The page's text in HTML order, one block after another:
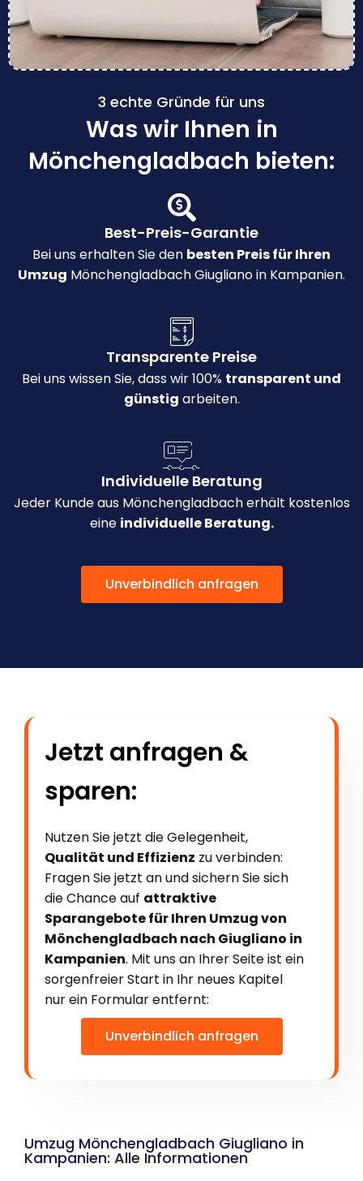
3 echte Gründe für uns
Was wir Ihnen in
Mönchengladbach bieten:
Best-Preis-Garantie
Bei uns erhalten Sie den besten Preis für Ihren
Umzug Mönchengladbach Giugliano in Kampanien.
Transparente Preise
Bei uns wissen Sie, dass wir 100% transparent und
günstig arbeiten.
Individuelle Beratung
Jeder Kunde aus Mönchengladbach erhält kostenlos
eine individuelle Beratung.
Unverbindlich anfragen
Jetzt anfragen &
sparen:
Nutzen Sie jetzt die Gelegenheit,
Qualität und Effizienz zu verbinden:
Fragen Sie jetzt an und sichern Sie sich
die Chance auf attraktive
Sparangebote für Ihren Umzug von
Mönchengladbach nach Giugliano in
Kampanien. Mit uns an Ihrer Seite ist ein
sorgenfreier Start in Ihr neues Kapitel
nur ein Formular entfernt:
Unverbindlich anfragen
Umzug Mönchengladbach Giugliano in
Kampanien: Alle Informationen